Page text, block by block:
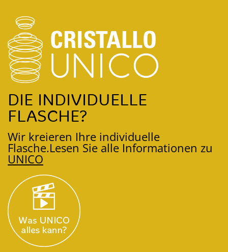
DIE INDIVIDUELLE
FLASCHE?
Wir kreieren Ihre individuelle
Flasche.Lesen Sie alle Informationen zu
UNICO